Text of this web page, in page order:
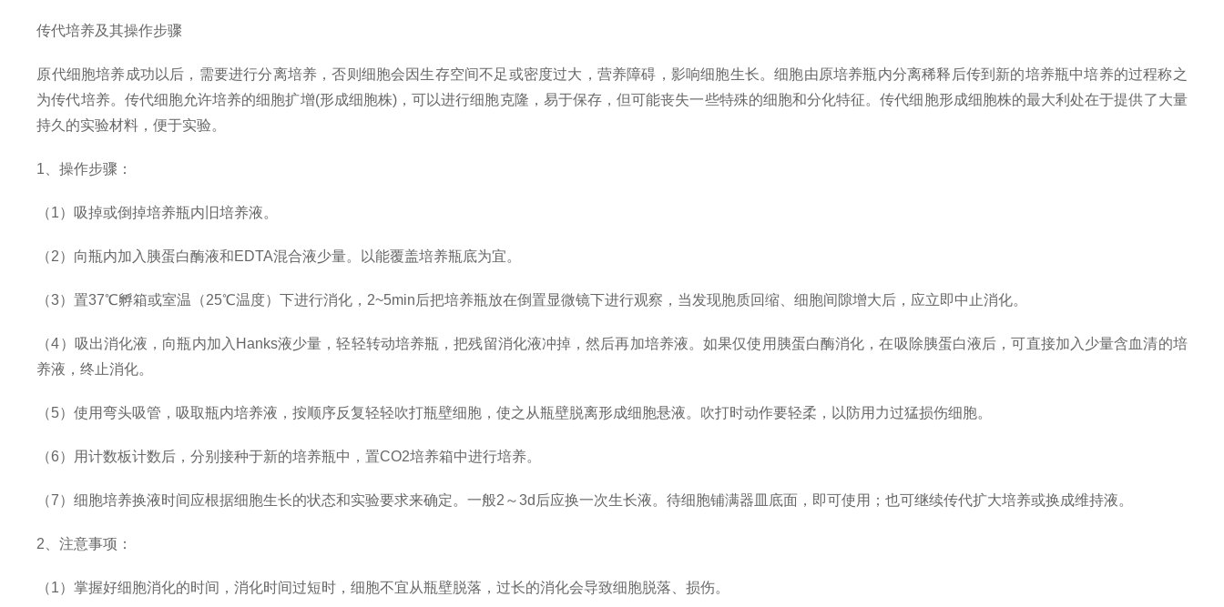
传代培养及其操作步骤
原代细胞培养成功以后，需要进行分离培养，否则细胞会因生存空间不足或密度过大，营养障碍，影响细胞生长。细胞由原培养瓶内分离稀释后传到新的培养瓶中培养的过程称之
为传代培养。传代细胞允许培养的细胞扩增(形成细胞株)，可以进行细胞克隆，易于保存，但可能丧失一些特殊的细胞和分化特征。传代细胞形成细胞株的最大利处在于提供了大量
持久的实验材料，便于实验。
1、操作步骤：
（1）吸掉或倒掉培养瓶内旧培养液。
（2）向瓶内加入胰蛋白酶液和EDTA混合液少量。以能覆盖培养瓶底为宜。
（3）置37℃孵箱或室温（25℃温度）下进行消化，2~5min后把培养瓶放在倒置显微镜下进行观察，当发现胞质回缩、细胞间隙增大后，应立即中止消化。
（4）吸出消化液，向瓶内加入Hanks液少量，轻轻转动培养瓶，把残留消化液冲掉，然后再加培养液。如果仅使用胰蛋白酶消化，在吸除胰蛋白液后，可直接加入少量含血清的培
养液，终止消化。
（5）使用弯头吸管，吸取瓶内培养液，按顺序反复轻轻吹打瓶壁细胞，使之从瓶壁脱离形成细胞悬液。吹打时动作要轻柔，以防用力过猛损伤细胞。
（6）用计数板计数后，分别接种于新的培养瓶中，置CO2培养箱中进行培养。
（7）细胞培养换液时间应根据细胞生长的状态和实验要求来确定。一般2～3d后应换一次生长液。待细胞铺满器皿底面，即可使用；也可继续传代扩大培养或换成维持液。
2、注意事项：
（1）掌握好细胞消化的时间，消化时间过短时，细胞不宜从瓶壁脱落，过长的消化会导致细胞脱落、损伤。